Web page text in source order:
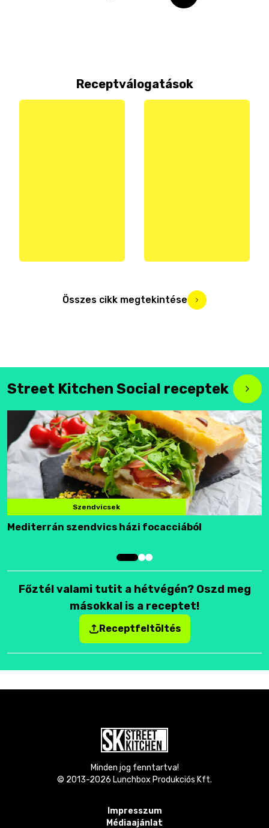
Receptválogatások
Összes cikk megtekintése
Street Kitchen Social receptek
Szendvicsek
Mediterrán szendvics házi focacciából
Főztél valami tutit a hétvégén? Oszd meg
másokkal is a receptet!
Receptfeltöltés
Minden jog fenntartva!
© 2013-2026 Lunchbox Produkciós Kft.
Impresszum
Médiaajánlat